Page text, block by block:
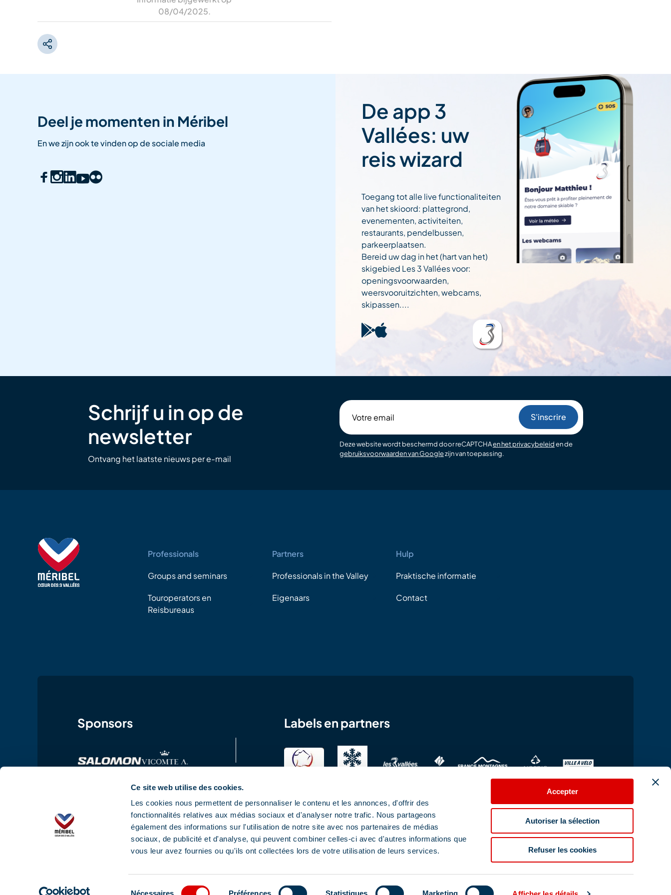
Ce site web utilise des cookies.
Les cookies nous permettent de personnaliser le contenu et les annonces, d'offrir des
fonctionnalités relatives aux médias sociaux et d'analyser notre trafic. Nous partageons
également des informations sur l'utilisation de notre site avec nos partenaires de médias
sociaux, de publicité et d'analyse, qui peuvent combiner celles-ci avec d'autres informations que
vous leur avez fournies ou qu'ils ont collectées lors de votre utilisation de leurs services.
Nécessaires Préférences Statistiques Marketing
Accepter
Autoriser la sélection
Refuser les cookies
08/04/2025.
Deel je momenten in Méribel
En we zijn ook te vinden op de sociale media
De app 3
Vallées: uw
reis wizard
Toegang tot alle live functionaliteiten
van het skioord: plattegrond,
evenementen, activiteiten,
restaurants, pendelbussen,
parkeerplaatsen.
Bereid uw dag in het (hart van het)
skigebied Les 3 Vallées voor:
openingsvoorwaarden,
weersvooruitzichten, webcams,
skipassen....
Schrijf u in op de
newsletter
Ontvang het laatste nieuws per e-mail
email
Deze website wordt beschermd door reCAPTCHAen het privacybeleiden de
gebruiksvoorwaarden van Googlezijn van toepassing.
Professionals
Groups and seminars
Touroperators en
Reisbureaus
Partners
Professionals in the Valley
Eigenaars
Hulp
Praktische informatie
Contact
Sponsors Labels en partners